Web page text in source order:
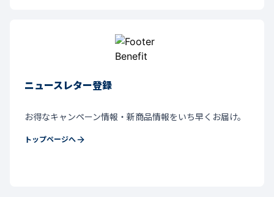
ニュースレター登録
お得なキャンペーン情報・新商品情報をいち早くお届け。
トップページへ